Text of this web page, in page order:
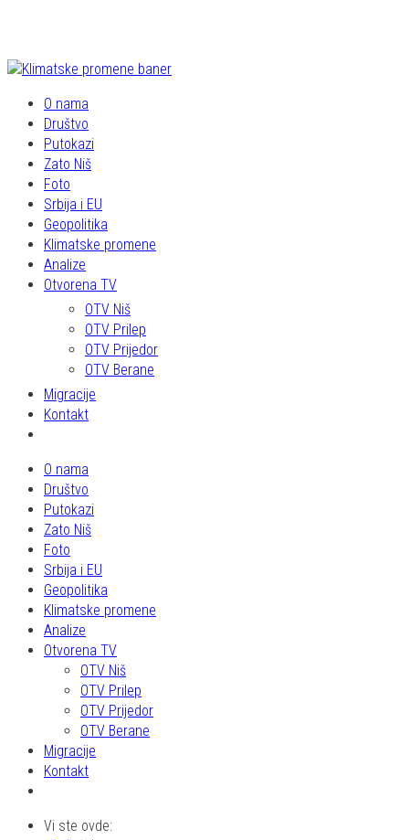
O nama
Društvo
Putokazi
Zato Niš
Foto
Srbija i EU
Geopolitika
Klimatske promene
Analize
Otvorena TV
OTV Niš
OTV Prilep
OTV Prijedor
OTV Berane
Migracije
Kontakt
O nama
Društvo
Putokazi
Zato Niš
Foto
Srbija i EU
Geopolitika
Klimatske promene
Analize
Otvorena TV
OTV Niš
OTV Prilep
OTV Prijedor
OTV Berane
Migracije
Kontakt
Vi ste ovde: